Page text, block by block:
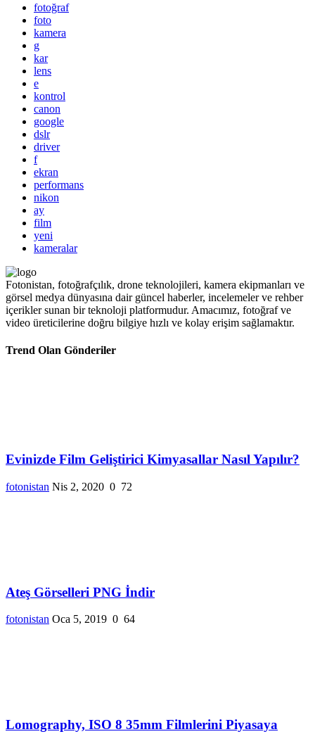
fotoğraf
foto
kamera
g
kar
lens
e
kontrol
canon
google
dslr
driver
f
ekran
performans
nikon
ay
film
yeni
kameralar
Fotonistan, fotoğrafçılık, drone teknolojileri, kamera ekipmanları ve
görsel medya dünyasına dair güncel haberler, incelemeler ve rehber
içerikler sunan bir teknoloji platformudur. Amacımız, fotoğraf ve
video üreticilerine doğru bilgiye hızlı ve kolay erişim sağlamaktır.
Trend Olan Gönderiler
Evinizde Film Geliştirici Kimyasallar Nasıl Yapılır?
fotonistan Nis 2, 2020 0 72
Ateş Görselleri PNG İndir
fotonistan Oca 5, 2019 0 64
Lomography, ISO 8 35mm Filmlerini Piyasaya